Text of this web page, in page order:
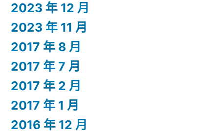
2023 年 12 月
2023 年 11 月
2017 年 8 月
2017 年 7 月
2017 年 2 月
2017 年 1 月
2016 年 12 月